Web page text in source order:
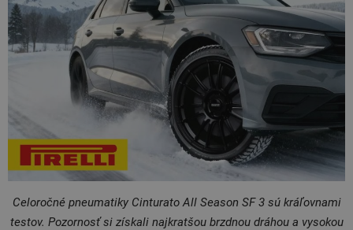
Celoročné pneumatiky Cinturato All Season SF 3 sú kráľovnami
testov. Pozornosť si získali najkratšou brzdnou dráhou a vysokou